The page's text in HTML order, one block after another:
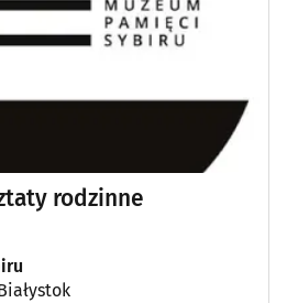
rodzinne